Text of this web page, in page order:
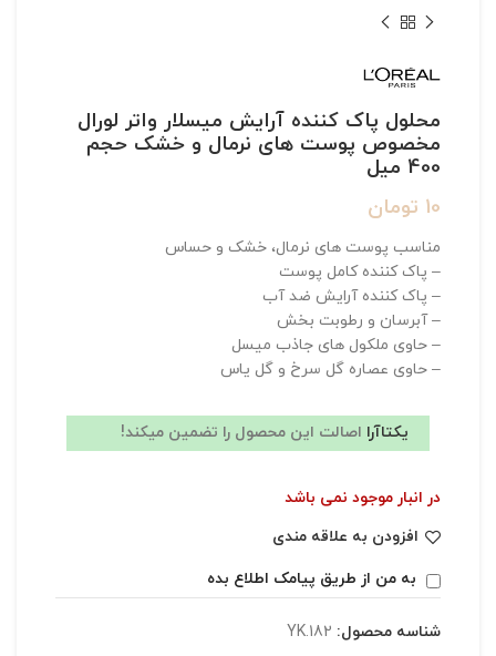
محلول پاک کننده آرایش میسلار واتر لورال
مخصوص پوست های نرمال و خشک حجم
400 میل
10 تومان
مناسب پوست های نرمال، خشک و حساس
– پاک کننده کامل پوست
– پاک کننده آرایش ضد آب
– آبرسان و رطوبت بخش
– حاوی ملکول های جاذب میسل
– حاوی عصاره گل سرخ و گل یاس
یکتاآرا اصالت این محصول را تضمین میکند!
در انبار موجود نمی باشد
افزودن به علاقه مندی
به من از طریق پیامک اطلاع بده
شناسه محصول: YK.182